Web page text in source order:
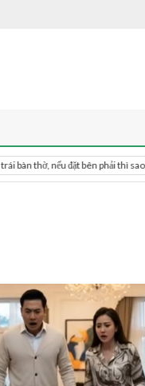
đặt bên phải thì sao?